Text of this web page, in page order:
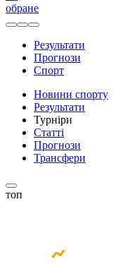
обране
Результати
Прогнози
Спорт
Новини спорту
Результати
Турніри
Статті
Прогнози
Трансфери
топ